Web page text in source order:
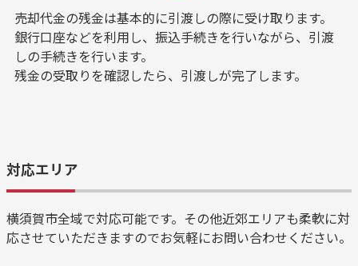
売却代金の残金は基本的に引渡しの際に受け取ります。
銀行口座などを利用し、振込手続きを行いながら、引渡
しの手続きを行います。
残金の受取りを確認したら、引渡しが完了します。
対応エリア
横須賀市全域で対応可能です。その他近郊エリアも柔軟に対
応させていただきますのでお気軽にお問い合わせください。